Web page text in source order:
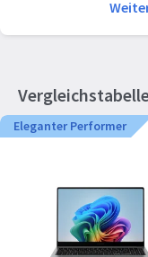
Eleganter Performer